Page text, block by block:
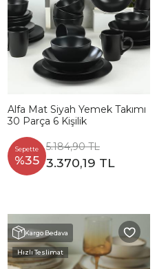
Alfa Mat Siyah Yemek Takımı
30 Parça 6 Kişilik
Sepette
%35
5.184,90 TL
3.370,19 TL
Kargo Bedava
Hızlı Teslimat